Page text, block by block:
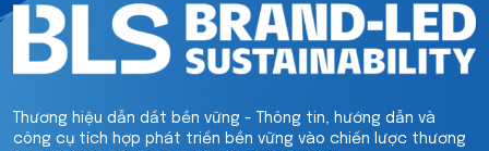
Thương hiệu dẫn dắt bền vững - Thông tin, hướng dẫn và
công cụ tích hợp phát triển bền vững vào chiến lược thương